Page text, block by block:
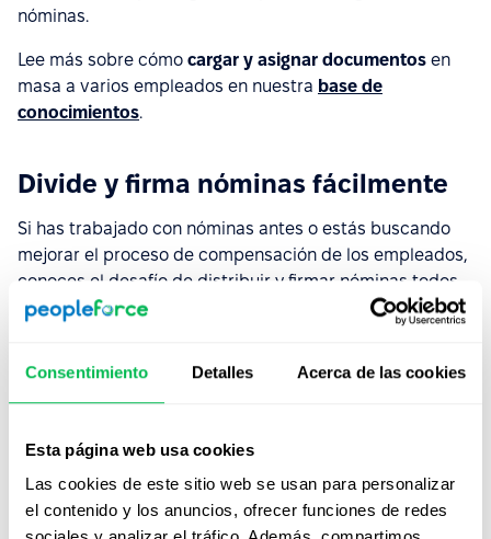
Consentimiento Detalles Acerca de las cookies
Esta página web usa cookies
Las cookies de este sitio web se usan para personalizar
el contenido y los anuncios, ofrecer funciones de redes
nóminas.
Lee más sobre cómo cargar y asignar documentos en
masa a varios empleados en nuestra base de
conocimientos.
Divide y firma nóminas fácilmente
Si has trabajado con nóminas antes o estás buscando
mejorar el proceso de compensación de los empleados,
conoces el desafío de distribuir y firmar nóminas todos
los meses o incluso con mayor frecuencia.
errores y, a menudo, requiere software de terceros. Sin
embargo, todo se vuelve mucho más simple con las
PeopleForce.
Carga un documento que se pueda dividir y envía a
cada empleado su nómina para que la firme. El sistema